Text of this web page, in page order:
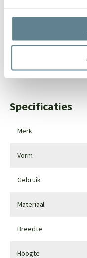
Bel0344-228104
Mail
0344-
Specificaties
Merk
Vorm
Gebruik
Materiaal
Breedte
Hoogte